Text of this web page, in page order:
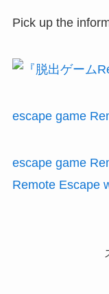
Pick up the
escape game
escape game
Remote Escape